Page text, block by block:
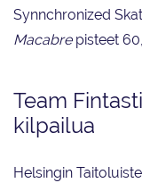
Synnchronized
Macabrepisteet
Team
kilpailua
Helsingin